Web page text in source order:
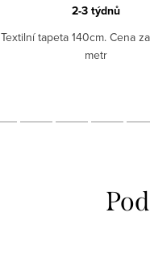
2-3 týdnů
Textilní tapeta 140cm. Cena
metr